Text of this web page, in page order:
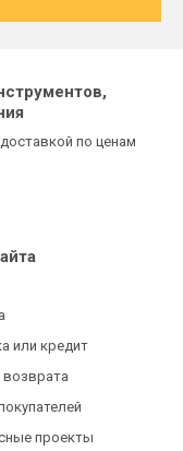
по ценам
или кредит
возврата
проекты